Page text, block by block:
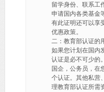
留学身份、联系工
申请国内各类基金
有此证明还可以享
优惠政策。
二：教育部认证的
如果您计划在国内
认证是必不可少的
国企，公务员，在
个认证。其他私营
理教育部认证所需